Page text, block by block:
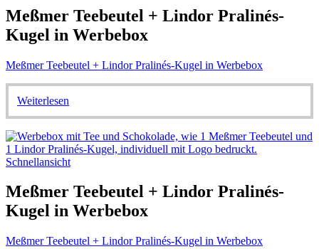
Meßmer Teebeutel + Lindor Pralinés-
Kugel in Werbebox
Meßmer Teebeutel + Lindor Pralinés-Kugel in Werbebox
Weiterlesen
Schnellansicht
Meßmer Teebeutel + Lindor Pralinés-
Kugel in Werbebox
Meßmer Teebeutel + Lindor Pralinés-Kugel in Werbebox